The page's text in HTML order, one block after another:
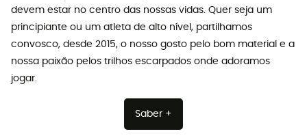
devem estar no centro das nossas vidas. Quer seja um
principiante ou um atleta de alto nível, partilhamos
convosco, desde 2015, o nosso gosto pelo bom material e a
nossa paixão pelos trilhos escarpados onde adoramos
jogar.
Saber +